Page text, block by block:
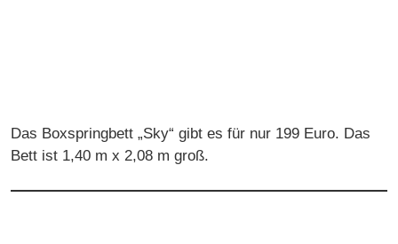
Das Boxspringbett „Sky“ gibt es für nur 199 Euro. Das
Bett ist 1,40 m x 2,08 m groß.